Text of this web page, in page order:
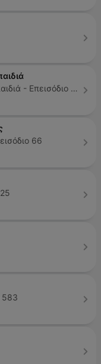
Παραδοσιακά παραμύθια για παιδιά - Επεισόδιο 64
66
583